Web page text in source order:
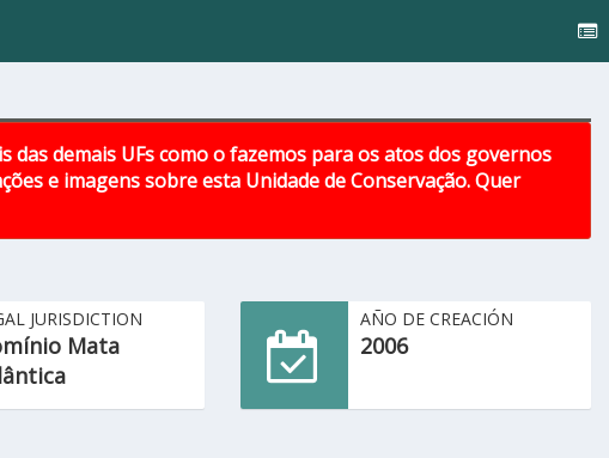
demais UFs como o fazemos para os atos dos governos
e imagens sobre esta Unidade de Conservação. Quer
JURISDICTION
Mata
AÑO DE CREACIÓN
2006